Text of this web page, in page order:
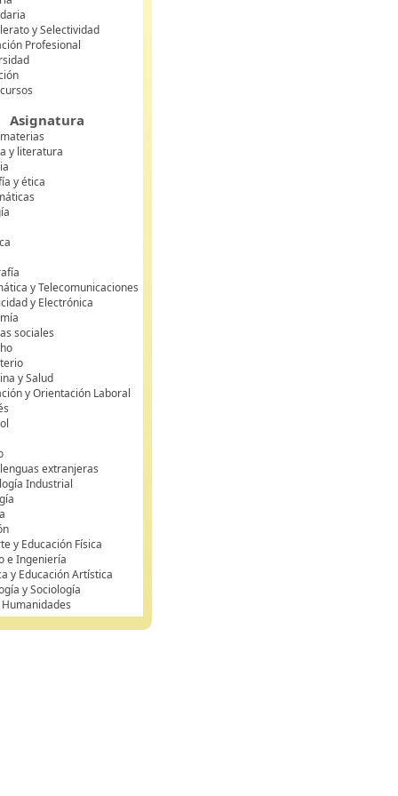
y Selectividad
Profesional
Asignatura
y literatura
y ética
y Telecomunicaciones
y Electrónica
sociales
y Salud
y Orientación Laboral
extranjeras
Industrial
y Educación Física
e Ingeniería
y Educación Artística
y Sociología